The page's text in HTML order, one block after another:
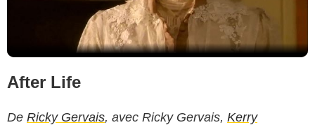
After Life
De Ricky Gervais, avec Ricky Gervais, Kerry